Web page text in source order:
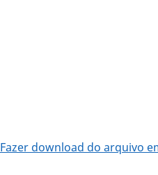
Fazer download do arquivo